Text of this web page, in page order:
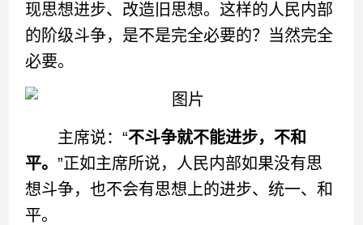
现思想进步、改造旧思想。这样的人民内部
的阶级斗争，是不是完全必要的？当然完全
必要。
主席说：“不斗争就不能进步，不和
平。”正如主席所说，人民内部如果没有思
想斗争，也不会有思想上的进步、统一、和
平。